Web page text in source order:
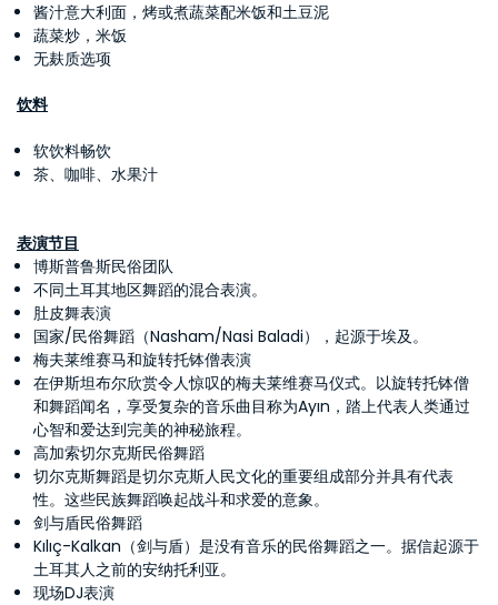
酱汁意大利面，烤或煮蔬菜配米饭和土豆泥
蔬菜炒，米饭
无麸质选项
饮料
软饮料畅饮
茶、咖啡、水果汁
表演节目
博斯普鲁斯民俗团队
不同土耳其地区舞蹈的混合表演。
肚皮舞表演
国家/民俗舞蹈（Nasham/Nasi Baladi），起源于埃及。
梅夫莱维赛马和旋转托钵僧表演
在伊斯坦布尔欣赏令人惊叹的梅夫莱维赛马仪式。以旋转托钵僧
和舞蹈闻名，享受复杂的音乐曲目称为Ayın，踏上代表人类通过
心智和爱达到完美的神秘旅程。
高加索切尔克斯民俗舞蹈
切尔克斯舞蹈是切尔克斯人民文化的重要组成部分并具有代表
性。这些民族舞蹈唤起战斗和求爱的意象。
剑与盾民俗舞蹈
Kılıç-Kalkan（剑与盾）是没有音乐的民俗舞蹈之一。据信起源于
土耳其人之前的安纳托利亚。
现场DJ表演